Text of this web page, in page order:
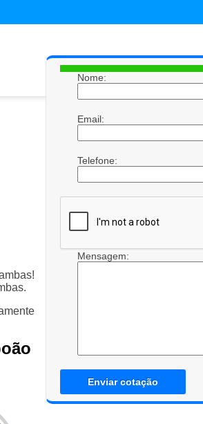
Nome:
Email:
Telefone:
Mensagem:
Enviar cotação